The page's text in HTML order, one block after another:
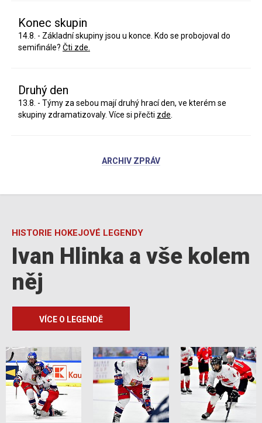
Konec skupin
14.8. - Základní skupiny jsou u konce. Kdo se probojoval do
semifinále? Čti zde.
Druhý den
13.8. - Týmy za sebou mají druhý hrací den, ve kterém se
skupiny zdramatizovaly. Více si přečti zde
ARCHIV ZPRÁV
HISTORIE HOKEJOVÉ LEGENDY
Ivan Hlinka a vše kolem
něj
VÍCE O LEGENDĚ